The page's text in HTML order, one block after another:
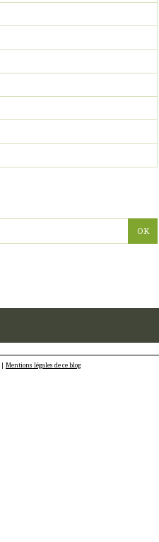
| Mentions légales de ce blog